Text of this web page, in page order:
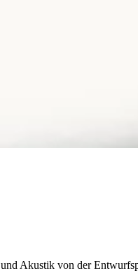
Akustik von der